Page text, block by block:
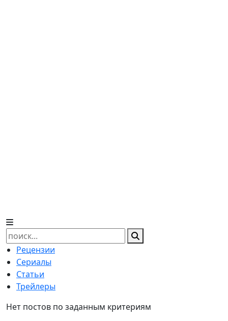
Найти:
Рецензии
Сериалы
Статьи
Трейлеры
Нет постов по заданным критериям